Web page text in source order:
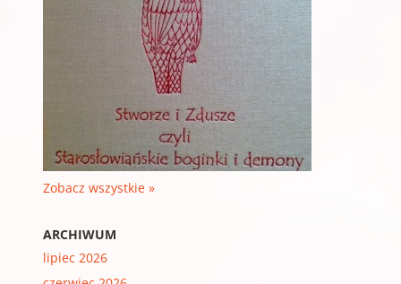
Zobacz wszystkie »
ARCHIWUM
lipiec 2026